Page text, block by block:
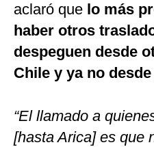
aclaró que lo más
haber otros
despeguen desde
Chile y ya no
“El llamado a
[hasta Arica] es que